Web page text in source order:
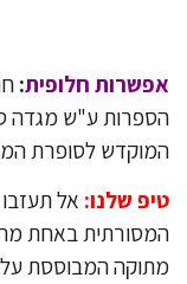
חלופית:
לסופרת
שלנו:אל תעזבו את
באחת
המבוססת על